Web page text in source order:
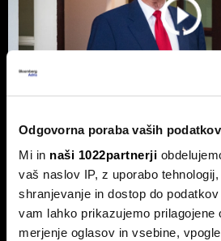
Odgovorna poraba vaših podatkov
Mi in naši 1022partnerji
vaš naslov IP, z uporabo
shranjevanje in dostop do
vam lahko prikazujemo prilagojene
merjenje oglasov in vsebine,
Top 5 novic za
Odpiranje Hormuške
ZDA in Izrael?
To so prve novice dneva.